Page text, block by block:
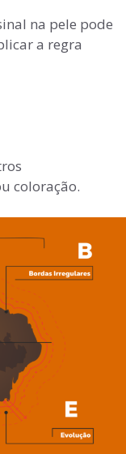
na pele pode
a regra
coloração.